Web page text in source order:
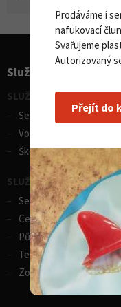
Služby pro sporty
SLUŽBY - vodní sporty
Servis lodí a člunů
Vodácká půjčovna lodí
Škola eskymování
SLUŽBY - zimní sporty
Servis lyží
Celosezonní půjčovna lyží
Půjčovna lyží
Test centrum
Zobrazit vše
Prodáváme i
nafukovací
Svařujeme
Autorizovaný
Přejít do